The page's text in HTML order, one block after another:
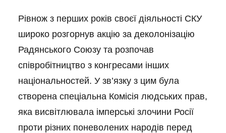
Рівнож з перших років своєї діяльності СКУ
широко розгорнув акцію за деколонізацію
Радянського Союзу та розпочав
співробітництво з конгресами інших
національностей. У зв’язку з цим була
створена спеціальна Комісія людських прав,
яка висвітлювала імперські злочини Росії
проти різних поневолених народів перед